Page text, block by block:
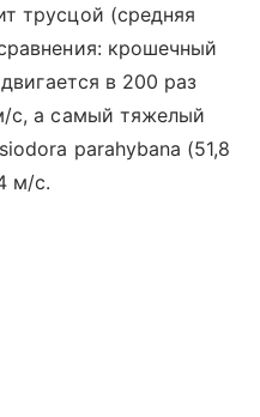
трусцой (средняя
крошечный
в 200 раз
с, а самый тяжелый
parahybana (51,8
м/с.